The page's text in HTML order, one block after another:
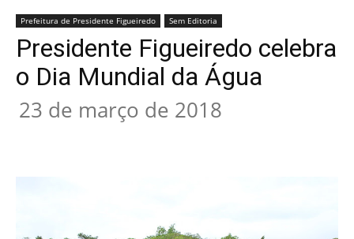
Prefeitura de Presidente Figueiredo Sem Editoria
Presidente Figueiredo celebra
o Dia Mundial da Água
23 de março de 2018